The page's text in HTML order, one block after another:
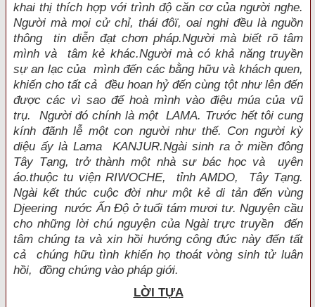
khai thị thích hợp với trình độ căn cơ của người nghe.
Người mà mọi cử chỉ, thái đôï, oai nghi đều là nguồn
thông tin diễn đạt chơn pháp.Người mà biết rõ tâm
mình và tâm kẻ khác.Người mà có khả năng truyền
sự an lạc của mình đến các bằng hữu và khách quen,
khiến cho tất cả đều hoan hỷ đến cùng tột như lên đến
được các vì sao để hoà mình vào điệu múa của vũ
trụ. Người đó chính là một LAMA. Trước hết tôi cung
kính đãnh lễ một con người như thế. Con người kỳ
diệu ấy là Lama KANJUR.Ngài sinh ra ở miền đông
Tây Tạng, trở thành một nhà sư bác học và uyên
áo.thuộc tu viện RIWOCHE, tỉnh AMDO, Tây Tạng.
Ngài kết thúc cuộc đời như một kẻ di tản đến vùng
Djeering nước Ấn Ðộ ở tuổi tám mươi tư. Nguyện cầu
cho những lời chú nguyện của Ngài trực truyền đến
tâm chúng ta và xin hồi hướng công đức này đến tất
cả chúng hữu tình khiến họ thoát vòng sinh tử luân
hồi, đồng chứng vào pháp giới.
LỜI TỰA